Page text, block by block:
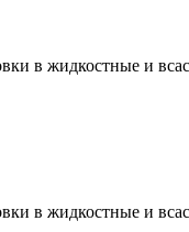
в жидкостные и
в жидкостные и